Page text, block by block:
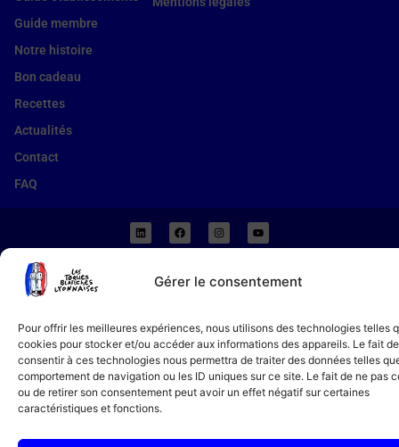
Gérer le consentement
Pour offrir les meilleures expériences, nous utilisons des technologies telles
cookies pour stocker et/ou accéder aux informations des appareils. Le fait de
consentir à ces technologies nous permettra de traiter des données telles
comportement de navigation ou les ID uniques sur ce site. Le fait de ne pas
ou de retirer son consentement peut avoir un effet négatif sur certaines
caractéristiques et fonctions.
Guide membre
Notre histoire
Bon cadeau
Recettes
Actualités
Contact
FAQ
04 78 94 51 18
11 av. de Grande Bretagne, 69006 Lyon